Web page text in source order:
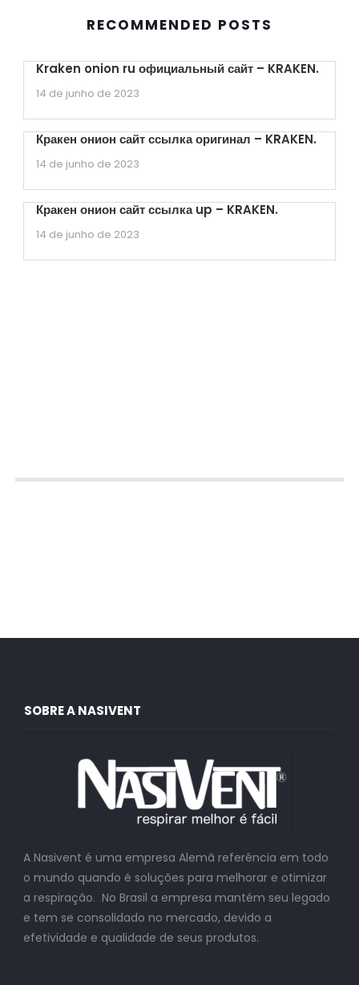
RECOMMENDED POSTS
Kraken onion ru официальный сайт – KRAKEN.
14 de junho de 2023
Кракен онион сайт ссылка оригинал – KRAKEN.
14 de junho de 2023
Кракен онион сайт ссылка up – KRAKEN.
14 de junho de 2023
SOBRE A NASIVENT
A Nasivent é uma empresa Alemã referência em todo
o mundo quando é soluções para melhorar e otimizar
a respiração. No Brasil a empresa mantém seu legado
e tem se consolidado no mercado, devido a
efetividade e qualidade de seus produtos.